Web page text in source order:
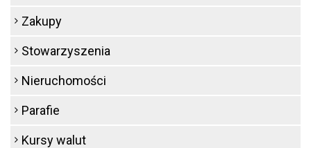
Zakupy
Stowarzyszenia
Nieruchomości
Parafie
Kursy walut